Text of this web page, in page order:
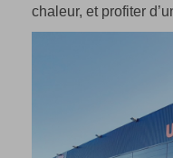
chaleur, et profiter